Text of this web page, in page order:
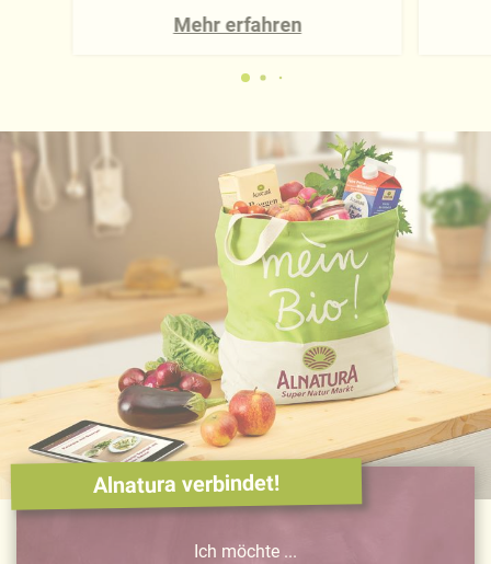
Mehr erfahren
Alnatura verbindet!
Ich möchte ...